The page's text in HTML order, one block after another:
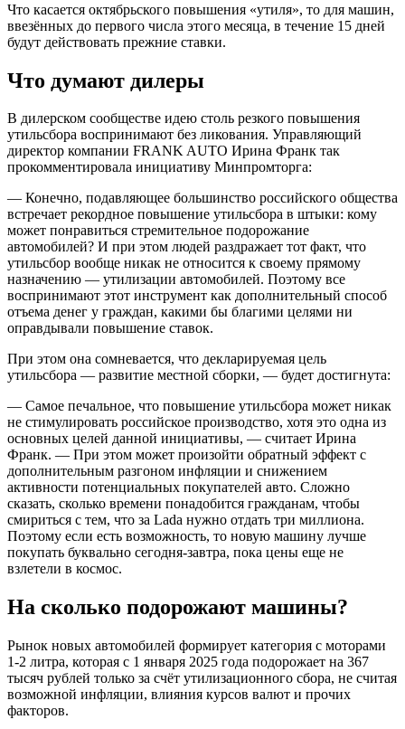
Что касается октябрьского повышения «утиля», то для машин,
ввезённых до первого числа этого месяца, в течение 15 дней
будут действовать прежние ставки.
Что думают дилеры
В дилерском сообществе идею столь резкого повышения
утильсбора воспринимают без ликования. Управляющий
директор компании FRANK AUTO Ирина Франк так
прокомментировала инициативу Минпромторга:
— Конечно, подавляющее большинство российского общества
встречает рекордное повышение утильсбора в штыки: кому
может понравиться стремительное подорожание
автомобилей? И при этом людей раздражает тот факт, что
утильсбор вообще никак не относится к своему прямому
назначению — утилизации автомобилей. Поэтому все
воспринимают этот инструмент как дополнительный способ
отъема денег у граждан, какими бы благими целями ни
оправдывали повышение ставок.
При этом она сомневается, что декларируемая цель
утильсбора — развитие местной сборки, — будет достигнута:
— Самое печальное, что повышение утильсбора может никак
не стимулировать российское производство, хотя это одна из
основных целей данной инициативы, — считает Ирина
Франк. — При этом может произойти обратный эффект с
дополнительным разгоном инфляции и снижением
активности потенциальных покупателей авто. Сложно
сказать, сколько времени понадобится гражданам, чтобы
смириться с тем, что за Lada нужно отдать три миллиона.
Поэтому если есть возможность, то новую машину лучше
покупать буквально сегодня-завтра, пока цены еще не
взлетели в космос.
На сколько подорожают машины?
Рынок новых автомобилей формирует категория с моторами
1-2 литра, которая с 1 января 2025 года подорожает на 367
тысяч рублей только за счёт утилизационного сбора, не считая
возможной инфляции, влияния курсов валют и прочих
факторов.